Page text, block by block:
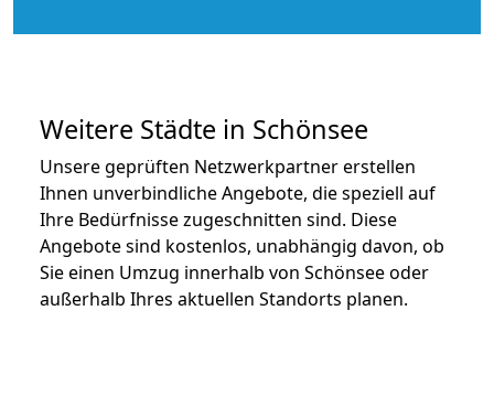
Weitere Städte in Schönsee
Unsere geprüften Netzwerkpartner erstellen
Ihnen unverbindliche Angebote, die speziell auf
Ihre Bedürfnisse zugeschnitten sind. Diese
Angebote sind kostenlos, unabhängig davon, ob
Sie einen Umzug innerhalb von Schönsee oder
außerhalb Ihres aktuellen Standorts planen.